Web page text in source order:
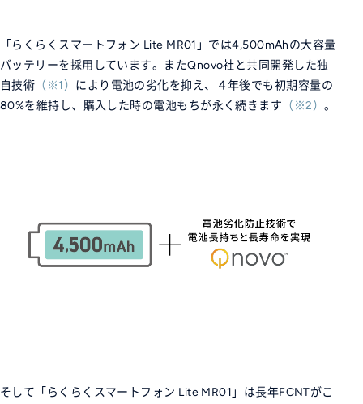
「らくらくスマートフォン Lite MR01」では4,500mAhの大容量
バッテリーを採用しています。またQnovo社と共同開発した独
自技術
※1
により電池の劣化を抑え、４年後でも初期容量の
80%を維持し、購入した時の電池もちが永く続きます
※2 。
そして「らくらくスマートフォン Lite MR01」は長年FCNTがこ